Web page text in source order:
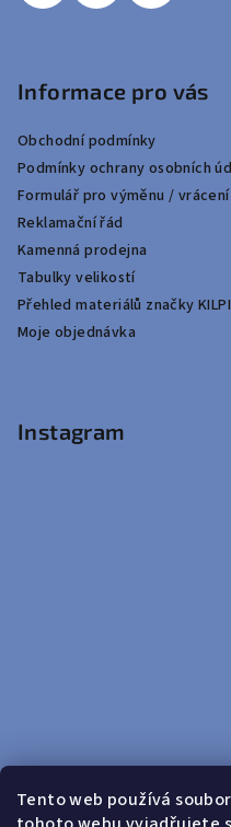
Tento web používá
Informace pro vás
Obchodní podmínky
Podmínky ochrany osobních
Formulář pro výměnu /
Reklamační řád
Kamenná prodejna
Tabulky velikostí
Přehled materiálů značky KILPI
Moje objednávka
Instagram